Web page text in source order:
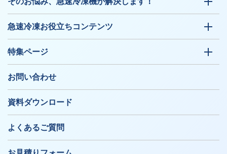
急速冷凍お役立ちコンテンツ
特集ページ
お問い合わせ
資料ダウンロード
よくあるご質問